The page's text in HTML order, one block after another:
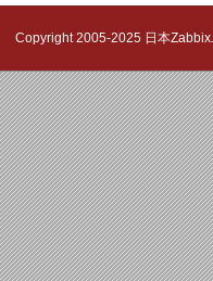
Copyright 2005-2025 日本